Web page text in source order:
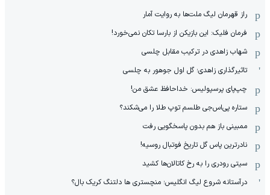
راز قهرمان لیگ ملت‌ها به روایت آمار
فرمان فلیک: این بازیکن از بارسا تکان نمی‌خورد!
شهاب زاهدی در ترکیب مقابل چلسی
تاثیرگذاری زاهدی؛ گل اول جوهور به چلسی
چپ‌پای پرسپولیس: خداحافظ عشق من!
ستاره پی‌اس‌جی طلسم توپ طلا را می‌شکند؟
ممبینی باز هم بدون پاسخگویی رفت
نادر‌ترین پاس گل تاریخ فوتبال روسیه!
سیتی رودری را به رخ کاتالان‌ها کشید
درآستانه شروع لیگ انگلیس؛ منچستری ها دلتنگ کریک بال؟